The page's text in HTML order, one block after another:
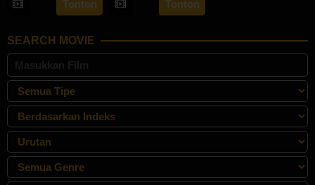
14
Feb
Kenny
Gulardi
Tonton
2024
Tonton
SEARCH MOVIE